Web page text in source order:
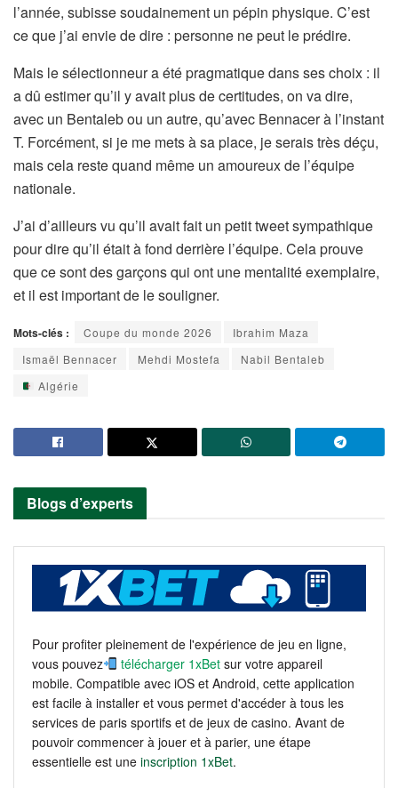
l’année, subisse soudainement un pépin physique. C’est
ce que j’ai envie de dire : personne ne peut le prédire.
Mais le sélectionneur a été pragmatique dans ses choix : il
a dû estimer qu’il y avait plus de certitudes, on va dire,
avec un Bentaleb ou un autre, qu’avec Bennacer à l’instant
T. Forcément, si je me mets à sa place, je serais très déçu,
mais cela reste quand même un amoureux de l’équipe
nationale.
J’ai d’ailleurs vu qu’il avait fait un petit tweet sympathique
pour dire qu’il était à fond derrière l’équipe. Cela prouve
que ce sont des garçons qui ont une mentalité exemplaire,
et il est important de le souligner.
Mots-clés : Coupe du monde 2026
Ibrahim Maza
Ismaël Bennacer
Mehdi Mostefa
Nabil Bentaleb
Algérie
Blogs d’experts
Pour profiter pleinement de l'expérience de jeu en ligne,
vous pouvez
télécharger 1xBet sur votre appareil
mobile. Compatible avec iOS et Android, cette application
est facile à installer et vous permet d'accéder à tous les
services de paris sportifs et de jeux de casino. Avant de
pouvoir commencer à jouer et à parier, une étape
essentielle est une inscription 1xBet.